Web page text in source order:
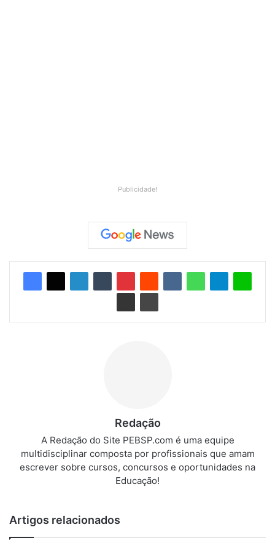
Publicidade!
Redação
A Redação do Site PEBSP.com é uma equipe
multidisciplinar composta por profissionais que amam
escrever sobre cursos, concursos e oportunidades na
Educação!
Artigos relacionados